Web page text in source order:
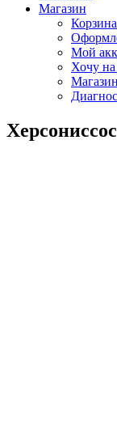
Магазин
Корзина
Мой
Хочу